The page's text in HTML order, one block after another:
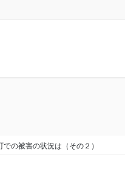
の被害の状況は（その２）